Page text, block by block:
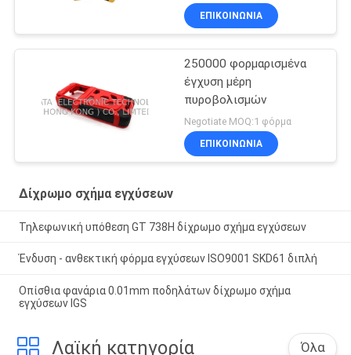
ΕΠΙΚΟΙΝΩΝΊΑ
250000 φορμαρισμένα
έγχυση μέρη
πυροβολισμών
Negotiate MOQ:1 φόρμα
ΕΠΙΚΟΙΝΩΝΊΑ
Δίχρωμο σχήμα εγχύσεων
Τηλεφωνική υπόθεση GT 738H δίχρωμο σχήμα εγχύσεων
Ένδυση - ανθεκτική φόρμα εγχύσεων ISO9001 SKD61 διπλή
Οπίσθια φανάρια 0.01mm ποδηλάτων δίχρωμο σχήμα
εγχύσεων IGS
Λαϊκή κατηγορία Όλα